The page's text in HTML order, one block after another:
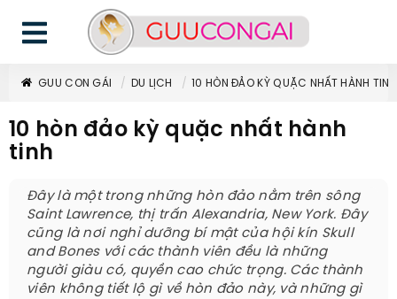
GUU CON GÁI DU LỊCH 10 HÒN ĐẢO KỲ QUẶC NHẤT HÀNH TINH
10 hòn đảo kỳ quặc nhất hành
tinh
Đây là một trong những hòn đảo nằm trên sông
Saint Lawrence, thị trấn Alexandria, New York. Đây
cũng là nơi nghỉ dưỡng bí mật của hội kín Skull
and Bones với các thành viên đều là những
người giàu có, quyền cao chức trọng. Các thành
viên không tiết lộ gì về hòn đảo này, và những gì